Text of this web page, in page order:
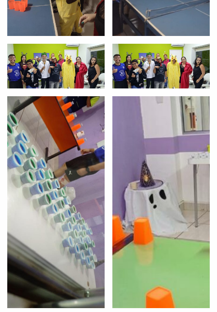
Sim Não
VOLTAR